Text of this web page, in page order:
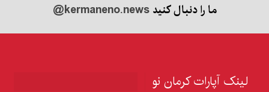
ما را دنبال کنید@kermaneno.news
لینک آپارات کرمان نو